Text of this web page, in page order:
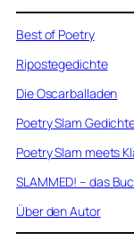
Best of Poetry
Ripostegedichte
Die Oscarballaden
Poetry Slam
Poetry Slam meets
SLAMMED! – das
Über den Autor